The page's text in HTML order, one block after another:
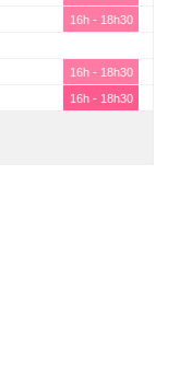
16h - 18h30
16h - 18h30
16h - 18h30